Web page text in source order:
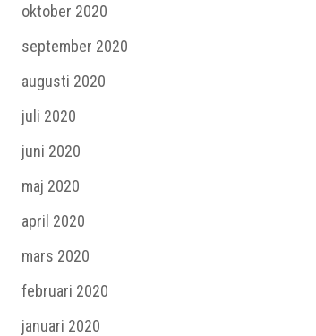
oktober 2020
september 2020
augusti 2020
juli 2020
juni 2020
maj 2020
april 2020
mars 2020
februari 2020
januari 2020